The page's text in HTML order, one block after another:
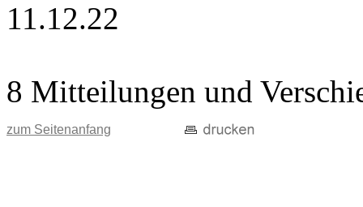
11.12.22
8 Mitteilungen und
zum Seitenanfang